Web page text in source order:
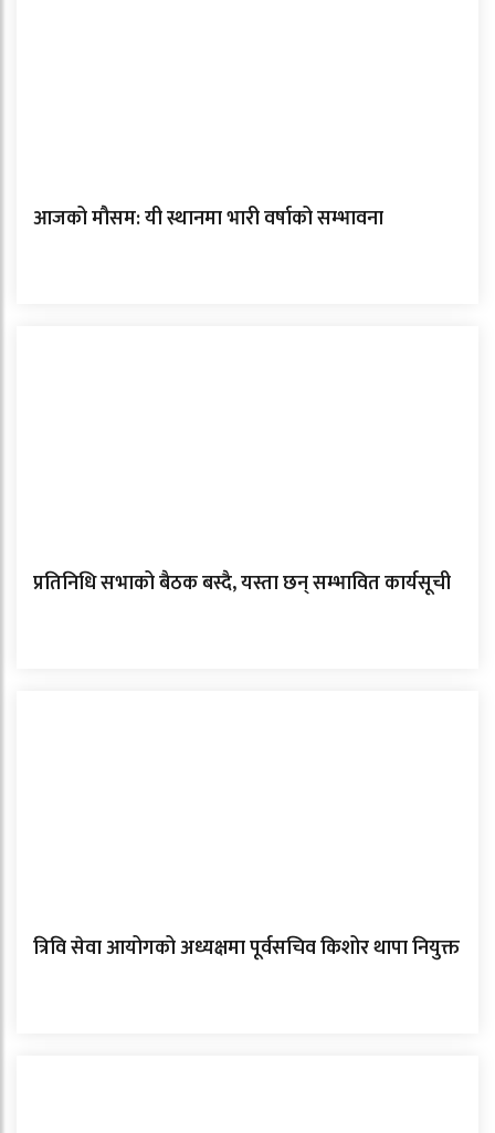
आजको मौसम: यी स्थानमा भारी वर्षाको सम्भावना
प्रतिनिधि सभाको बैठक बस्दै, यस्ता छन् सम्भावित कार्यसूची
त्रिवि सेवा आयोगको अध्यक्षमा पूर्वसचिव किशोर थापा नियुक्त